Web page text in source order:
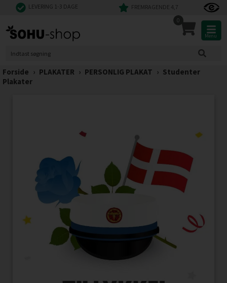
LEVERING 1-3 DAGE FREMRAGENDE 4,7
0
Menu
Forside › PLAKATER › PERSONLIG PLAKAT › Studenter
Plakater